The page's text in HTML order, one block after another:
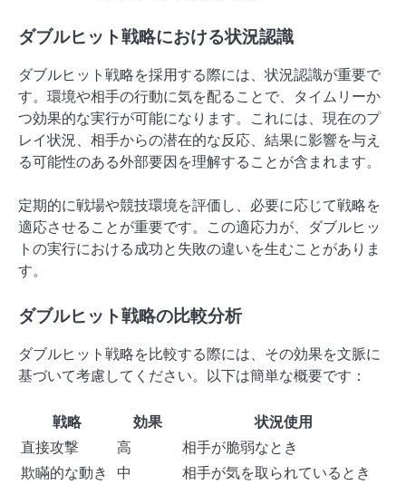
ダブルヒット戦略における状況認識
ダブルヒット戦略を採用する際には、状況認識が重要で
す。環境や相手の行動に気を配ることで、タイムリーか
つ効果的な実行が可能になります。これには、現在のプ
レイ状況、相手からの潜在的な反応、結果に影響を与え
る可能性のある外部要因を理解することが含まれます。
定期的に戦場や競技環境を評価し、必要に応じて戦略を
適応させることが重要です。この適応力が、ダブルヒッ
トの実行における成功と失敗の違いを生むことがありま
す。
ダブルヒット戦略の比較分析
ダブルヒット戦略を比較する際には、その効果を文脈に
基づいて考慮してください。以下は簡単な概要です：
戦略 効果
状況使用
直接攻撃
高
相手が脆弱なとき
欺瞞的な動き
中
相手が気を取られているとき